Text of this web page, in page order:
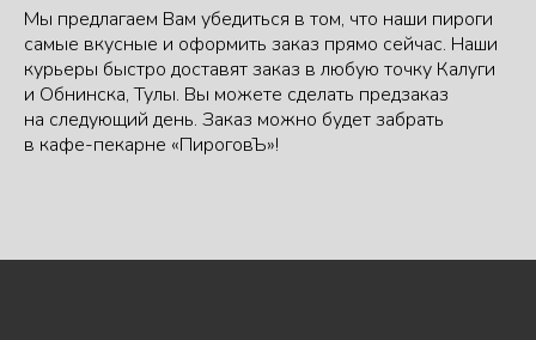
Мы предлагаем Вам убедиться в том, что наши пироги
самые вкусные и оформить заказ прямо сейчас. Наши
курьеры быстро доставят заказ в любую точку Калуги
и Обнинска, Тулы. Вы можете сделать предзаказ
на следующий день. Заказ можно будет забрать
в кафе-пекарне «ПироговЪ»!